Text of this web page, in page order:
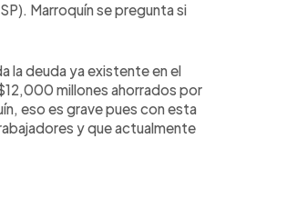
Marroquín se pregunta si
la deuda ya existente en el
millones ahorrados por
eso es grave pues con esta
y que actualmente